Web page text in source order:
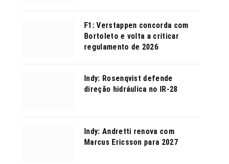
F1: Verstappen concorda com
Bortoleto e volta a criticar
regulamento de 2026
Indy: Rosenqvist defende
direção hidráulica no IR-28
Indy: Andretti renova com
Marcus Ericsson para 2027